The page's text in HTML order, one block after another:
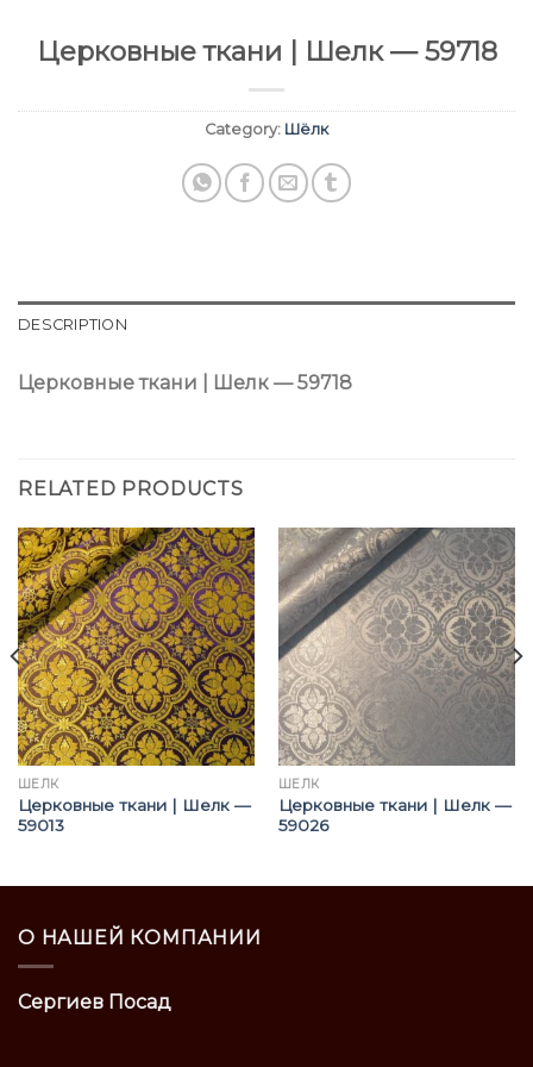
Церковные ткани | Шелк — 59718
Category: Шёлк
DESCRIPTION
Церковные ткани | Шелк — 59718
RELATED PRODUCTS
ШЁЛК
Церковные ткани | Шелк —
59013
ШЁЛК
Церковные ткани | Шелк —
59026
О НАШЕЙ КОМПАНИИ
Сергиев Посад